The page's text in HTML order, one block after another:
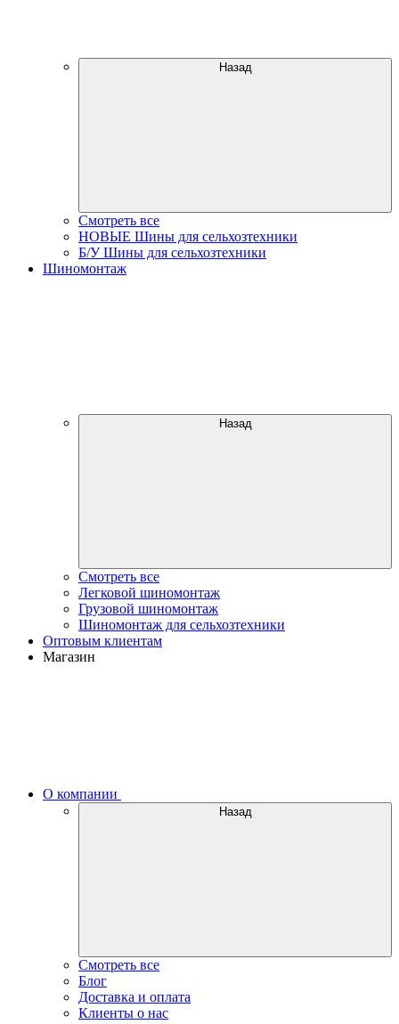
Назад
Смотреть все
НОВЫЕ Шины для сельхозтехники
Б/У Шины для сельхозтехники
Шиномонтаж
Назад
Смотреть все
Легковой шиномонтаж
Грузовой шиномонтаж
Шиномонтаж для сельхозтехники
Оптовым клиентам
Магазин
О компании
Назад
Смотреть все
Блог
Доставка и оплата
Клиенты о нас